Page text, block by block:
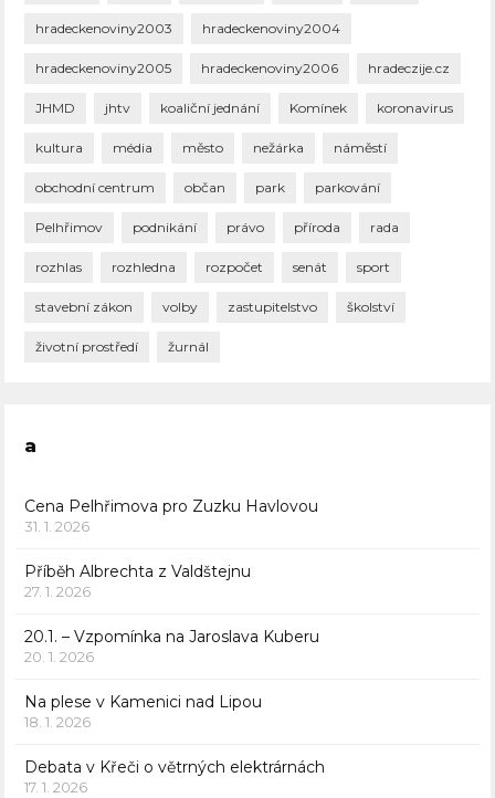
hradeckenoviny2003 hradeckenoviny2004
hradeckenoviny2005 hradeckenoviny2006 hradeczije.cz
JHMD jhtv koaliční jednání Komínek koronavirus
kultura média město nežárka náměstí
obchodní centrum občan park parkování
Pelhřimov podnikání právo příroda rada
rozhlas rozhledna rozpočet senát sport
stavební zákon volby zastupitelstvo školství
životní prostředí žurnál
a
Cena Pelhřimova pro Zuzku Havlovou
31. 1. 2026
Příběh Albrechta z Valdštejnu
27. 1. 2026
20.1. – Vzpomínka na Jaroslava Kuberu
20. 1. 2026
Na plese v Kamenici nad Lipou
18. 1. 2026
Debata v Křeči o větrných elektrárnách
17. 1. 2026